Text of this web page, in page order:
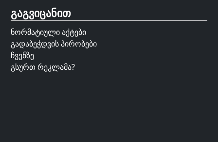
გაგვიცანით
ნორმატიული აქტები
გადაბეჭდვის პირობები
ჩვენზე
გსურთ რეკლამა?